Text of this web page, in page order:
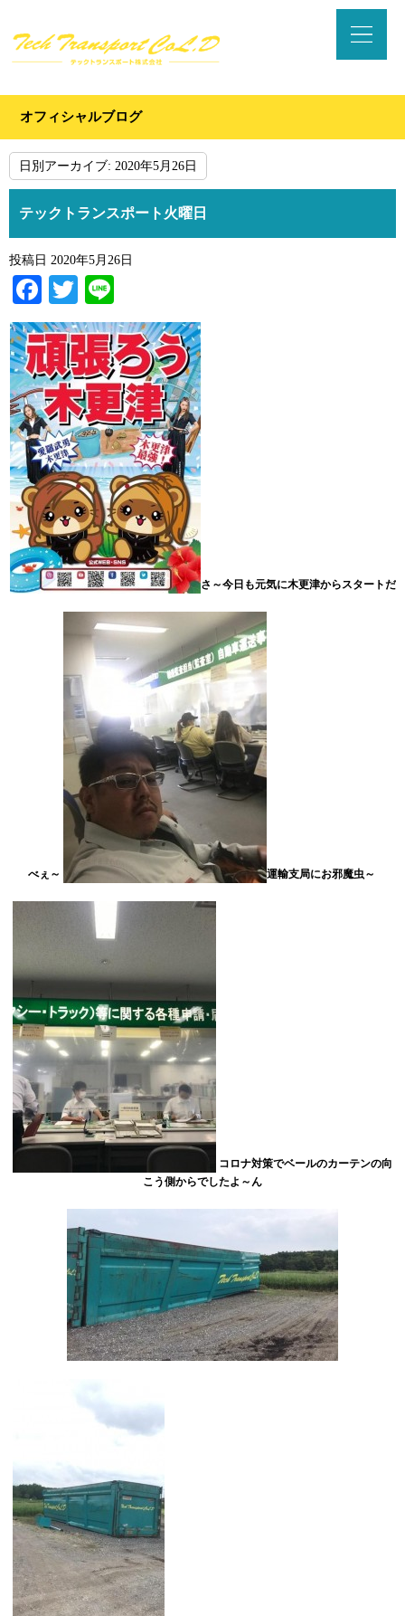
オフィシャルブログ
日別アーカイブ: 2020年5月26日
テックトランスポート火曜日
投稿日 2020年5月26日
Facebook
Twitter
さ～今日も元気に木更津からスタートだ
べぇ～ 運輸支局にお邪魔虫～
コロナ対策でベールのカーテンの向
こう側からでしたよ～ん